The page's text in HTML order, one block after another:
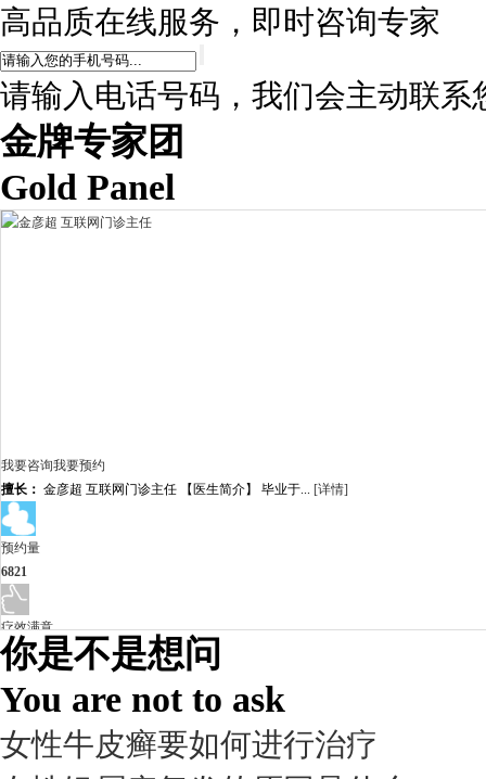
高品质在线服务，即时咨询专家
请输入电话号码，我们会主动联系
金牌专家团
Gold Panel
我要咨询我要预约
擅长： 金彦超 互联网门诊主任 【医生简介】 毕业于... [详情]
预约量
6821
疗效满意
98%
你是不是想问
You are not to ask
女性牛皮癣要如何进行治疗